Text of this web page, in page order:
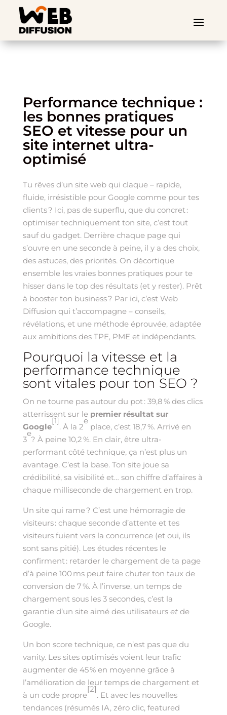
Performance technique :
les bonnes pratiques
SEO et vitesse pour un
site internet ultra-
optimisé
Tu rêves d’un site web qui claque – rapide,
fluide, irrésistible pour Google comme pour tes
clients ? Ici, pas de superflu, que du concret :
optimiser techniquement ton site, c’est tout
sauf du gadget. Derrière chaque page qui
s’ouvre en une seconde à peine, il y a des choix,
des astuces, des priorités. On décortique
ensemble les vraies bonnes pratiques pour te
hisser dans le top des résultats (et y rester). Prêt
à booster ton business ? Par ici, c’est Web
Diffusion qui t’accompagne – conseils,
révélations, et une méthode éprouvée, adaptée
aux ambitions des TPE, PME et indépendants.
Pourquoi la vitesse et la
performance technique
sont vitales pour ton SEO ?
On ne tourne pas autour du pot : 39,8 % des clics
atterrissent sur le premier résultat sur
Google
[1]
. À la 2
e
place, c’est 18,7 %. Arrivé en
3
e
? À peine 10,2 %. En clair, être ultra-
performant côté technique, ça n’est plus un
avantage. C’est la base. Ton site joue sa
crédibilité, sa visibilité et… son chiffre d’affaires à
chaque milliseconde de chargement en trop.
Un site qui rame ? C’est une hémorragie de
visiteurs : chaque seconde d’attente et tes
visiteurs fuient vers la concurrence (et oui, ils
sont sans pitié). Les études récentes le
confirment : retarder le chargement de ta page
d’à peine 100 ms peut faire chuter ton taux de
conversion de 7 %. À l’inverse, un temps de
chargement sous les 3 secondes, c’est la
garantie d’un site aimé des utilisateurs etde
Google.
Un bon score technique, ce n’est pas que du
vanity. Les sites optimisés voient leur trafic
augmenter de 45 % en moyenne grâce à
l’amélioration de leur temps de chargement et
à un code propre
[2]
. Et avec les nouvelles
tendances (résumés IA, zéro clic, featured